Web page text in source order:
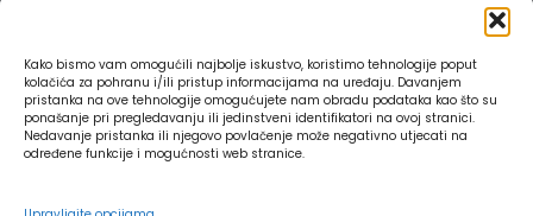
Kako bismo vam omogućili najbolje iskustvo, koristimo tehnologije poput
kolačića za pohranu i/ili pristup informacijama na uređaju. Davanjem
pristanka na ove tehnologije omogućujete nam obradu podataka kao što su
ponašanje pri pregledavanju ili jedinstveni identifikatori na ovoj stranici.
Nedavanje pristanka ili njegovo povlačenje može negativno utjecati na
određene funkcije i mogućnosti web stranice.
Sigurno plaćanje
karticama
Dostava
Načini plaćanja
Raskid ugovora
Video nadzor - kompleti
AJAX alarmi
HIKVISION portafoni
REOLINK kamere
DVC portafoni